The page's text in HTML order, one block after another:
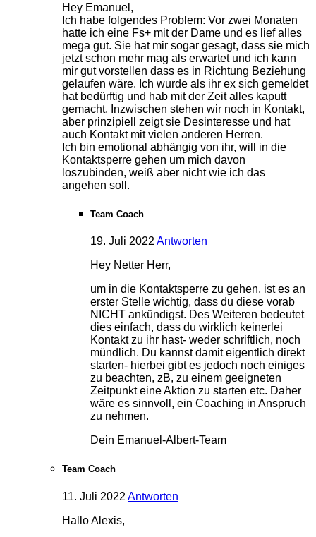
Hey Emanuel,
Ich habe folgendes Problem: Vor zwei Monaten
hatte ich eine Fs+ mit der Dame und es lief alles
mega gut. Sie hat mir sogar gesagt, dass sie mich
jetzt schon mehr mag als erwartet und ich kann
mir gut vorstellen dass es in Richtung Beziehung
gelaufen wäre. Ich wurde als ihr ex sich gemeldet
hat bedürftig und hab mit der Zeit alles kaputt
gemacht. Inzwischen stehen wir noch in Kontakt,
aber prinzipiell zeigt sie Desinteresse und hat
auch Kontakt mit vielen anderen Herren.
Ich bin emotional abhängig von ihr, will in die
Kontaktsperre gehen um mich davon
loszubinden, weiß aber nicht wie ich das
angehen soll.
Team Coach
19. Juli 2022 Antworten
Hey Netter Herr,
um in die Kontaktsperre zu gehen, ist es an
erster Stelle wichtig, dass du diese vorab
NICHT ankündigst. Des Weiteren bedeutet
dies einfach, dass du wirklich keinerlei
Kontakt zu ihr hast- weder schriftlich, noch
mündlich. Du kannst damit eigentlich direkt
starten- hierbei gibt es jedoch noch einiges
zu beachten, zB, zu einem geeigneten
Zeitpunkt eine Aktion zu starten etc. Daher
wäre es sinnvoll, ein Coaching in Anspruch
zu nehmen.
Dein Emanuel-Albert-Team
Team Coach
11. Juli 2022 Antworten
Hallo Alexis,